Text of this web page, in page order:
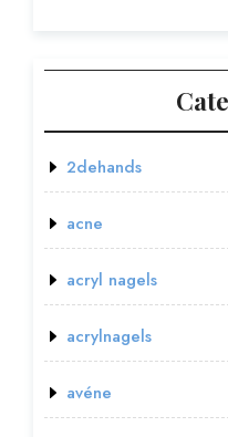
2dehands
acne
acryl nagels
acrylnagels
avéne